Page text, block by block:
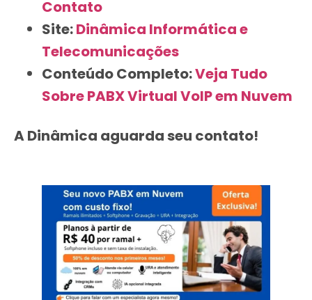
Contato
Site:Dinâmica Informática e
Telecomunicações
Conteúdo Completo:Veja Tudo
Sobre PABX Virtual VoIP em Nuvem
A Dinâmica aguarda seu contato!